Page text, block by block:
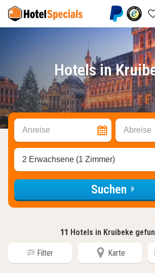
Hotels in
Anreise Abreise
2 Erwachsene (1 Zimmer)
Suchen
11 Hotels in Kruibeke
Filter Karte